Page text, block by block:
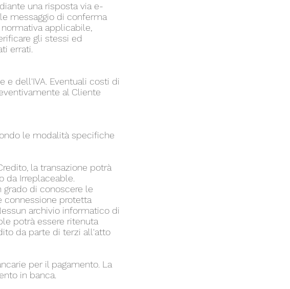
una risposta via e-
messaggio di conferma
applicabile,
gli stessi ed
errati.
e dell'IVA. Eventuali costi di
al Cliente
le modalità specifiche
la transazione potrà
da Irreplaceable.
grado di conoscere le
connessione protetta
archivio informatico di
potrà essere ritenuta
da parte di terzi all'atto
per il pagamento. La
in banca.